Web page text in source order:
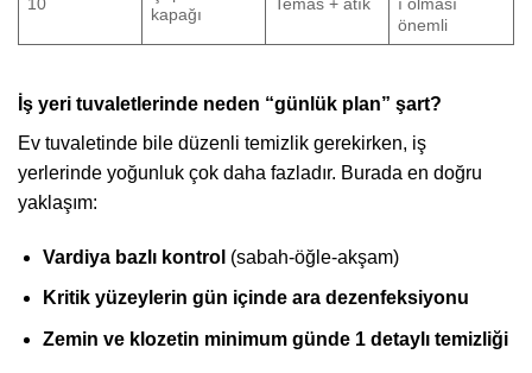
10
kapağı
Temas + atık
ı olması
önemli
İş yeri tuvaletlerinde neden “günlük plan” şart?
Ev tuvaletinde bile düzenli temizlik gerekirken, iş
yerlerinde yoğunluk çok daha fazladır. Burada en doğru
yaklaşım:
Vardiya bazlı kontrol (sabah-öğle-akşam)
Kritik yüzeylerin gün içinde ara dezenfeksiyonu
Zemin ve klozetin minimum günde 1 detaylı temizliği